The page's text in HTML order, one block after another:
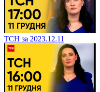
ТСН за 2023.12.11